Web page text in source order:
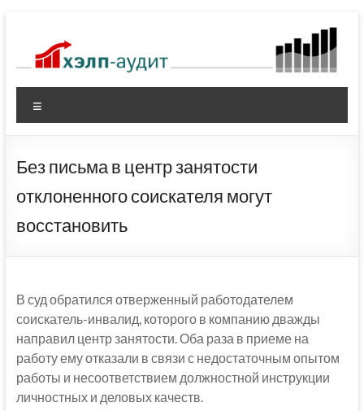
содержимому
Без письма в центр занятости
отклоненного соискателя могут
восстановить
В суд обратился отверженный работодателем
соискатель-инвалид, которого в компанию дважды
направил центр занятости. Оба раза в приеме на
работу ему отказали в связи с недостаточным опытом
работы и несоответствием должностной инструкции
личностных и деловых качеств.